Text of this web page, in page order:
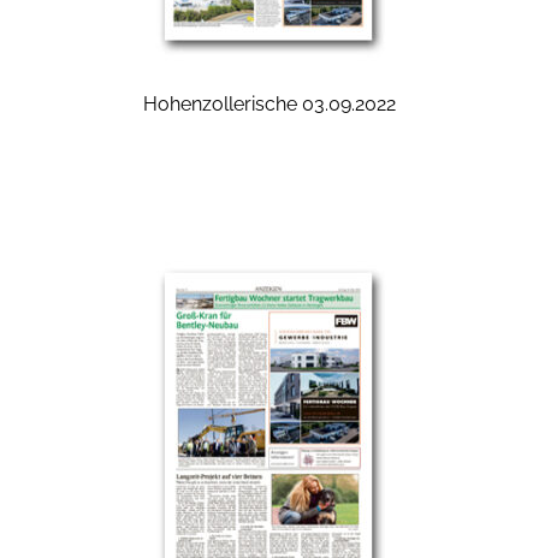
Hohenzollerische 03.09.2022